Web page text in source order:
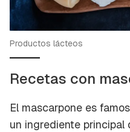
Productos lácteos
Recetas con
El mascarpone es
un ingrediente principal